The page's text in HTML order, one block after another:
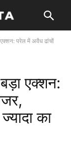
परेल में अवैध ढांचों
एक्शन:
का